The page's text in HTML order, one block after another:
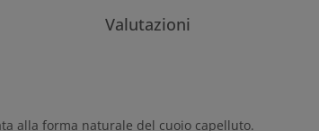
Valutazioni
alla forma naturale del cuoio capelluto.